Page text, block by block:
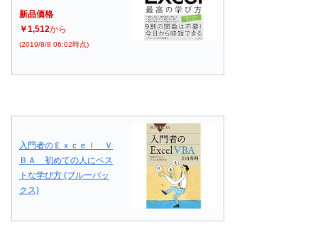
新品価格
￥1,512から
(2019/8/8 06:02時点)
入門者のＥｘｃｅｌ Ｖ
ＢＡ 初めての人にベス
トな学び方 (ブルーバッ
クス)